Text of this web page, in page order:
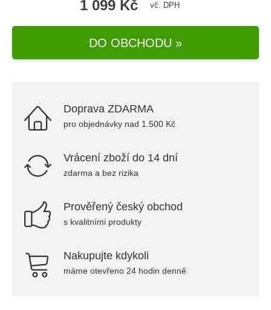
1 099 Kč vč. DPH
DO OBCHODU »
Doprava ZDARMA
pro objednávky nad 1.500 Kč
Vrácení zboží do 14 dní
zdarma a bez rizika
Prověřený český obchod
s kvalitními produkty
Nakupujte kdykoli
máme otevřeno 24 hodin denně